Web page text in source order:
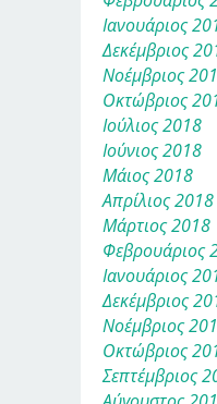
Ιανουάριος
Δεκέμβριος
Νοέμβριος
Οκτώβριος
Ιούλιος 2018
Ιούνιος 2018
Μάιος 2018
Απρίλιος 2018
Μάρτιος 2018
Φεβρουάριος
Ιανουάριος
Δεκέμβριος
Νοέμβριος
Οκτώβριος
Σεπτέμβριος